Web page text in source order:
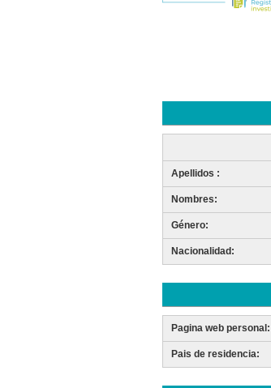
Apellidos :
Nombres:
Género:
Nacionalidad:
Pagina web personal:
Pais de residencia: